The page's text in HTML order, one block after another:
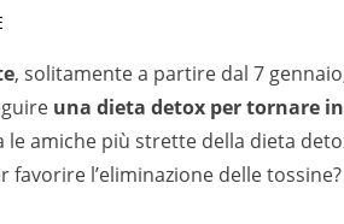
, solitamente a partire dal 7
una dieta detox per tornare
le amiche più strette della dieta
favorire l’eliminazione delle tossine?